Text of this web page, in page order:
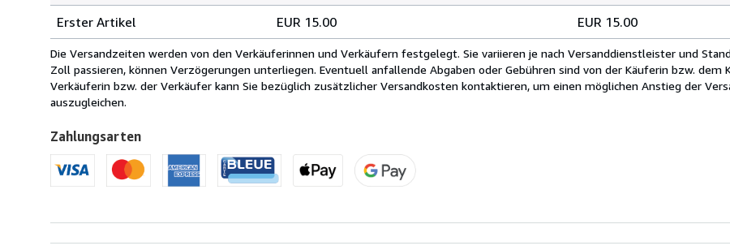
von
Italien
nach
USA
Erster Artikel
EUR 15.00 EUR 15.00
Die Versandzeiten werden von den Verkäuferinnen und Verkäufern festgelegt. Sie variieren je nach Versanddienstleister und
Zoll passieren, können Verzögerungen unterliegen. Eventuell anfallende Abgaben oder Gebühren sind von der Käuferin bzw. dem
Verkäuferin bzw. der Verkäufer kann Sie bezüglich zusätzlicher Versandkosten kontaktieren, um einen möglichen Anstieg der
auszugleichen.
Zahlungsarten